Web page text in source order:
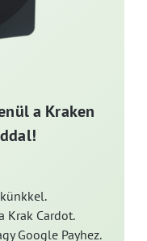
a Kraken
Krak Cardot.
Google Payhez.